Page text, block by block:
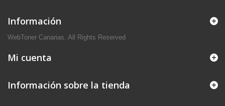
Información
WebToner Canarias. All Rights Reserved
Mi cuenta
Información sobre la tienda